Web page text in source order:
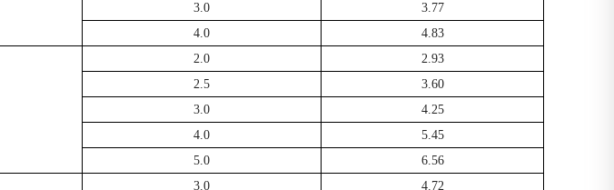
3.0
3.77
4.0
4.83
2.0
2.93
2.5
3.60
3.0
4.25
4.0
5.45
5.0
6.56
3.0
4.72